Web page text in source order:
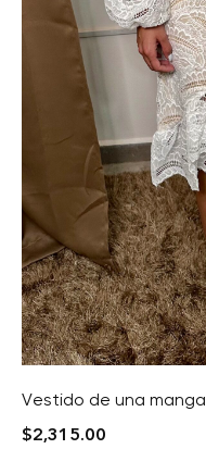
Vestido de una manga
$2,315.00